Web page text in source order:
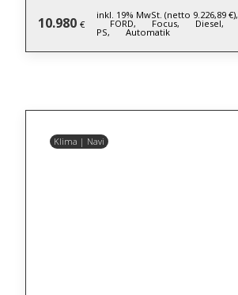
10.980 €
inkl. 19% MwSt. (netto 9.226,89 €),
FORD, Focus, Diesel,
PS, Automatik
Klima | Navi